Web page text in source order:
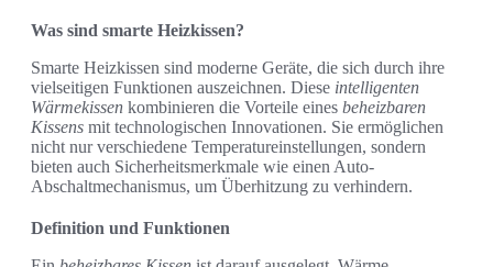
Was sind smarte Heizkissen?
Smarte Heizkissen sind moderne Geräte, die sich durch ihre
vielseitigen Funktionen auszeichnen. Diese intelligenten
Wärmekissen kombinieren die Vorteile eines beheizbaren
Kissens mit technologischen Innovationen. Sie ermöglichen
nicht nur verschiedene Temperatureinstellungen, sondern
bieten auch Sicherheitsmerkmale wie einen Auto-
Abschaltmechanismus, um Überhitzung zu verhindern.
Definition und Funktionen